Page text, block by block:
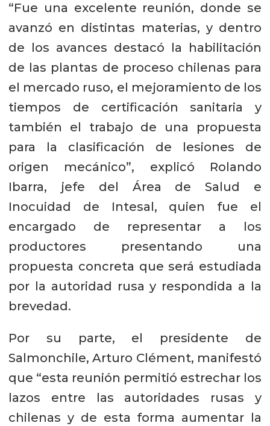
“Fue una excelente reunión, donde se
avanzó en distintas materias, y dentro
de los avances destacó la habilitación
de las plantas de proceso chilenas para
el mercado ruso, el mejoramiento de los
tiempos de certificación sanitaria y
también el trabajo de una propuesta
para la clasificación de lesiones de
origen mecánico”, explicó Rolando
Ibarra, jefe del Área de Salud e
Inocuidad de Intesal, quien fue el
encargado de representar a los
productores presentando una
propuesta concreta que será estudiada
por la autoridad rusa y respondida a la
brevedad.
Por su parte, el presidente de
Salmonchile, Arturo Clément, manifestó
que “esta reunión permitió estrechar los
lazos entre las autoridades rusas y
chilenas y de esta forma aumentar la